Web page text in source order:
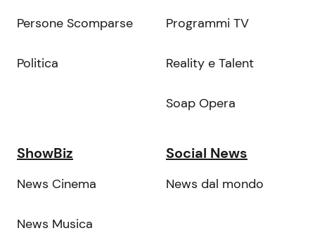
Persone Scomparse
Politica
Programmi TV
Reality e Talent
Soap Opera
ShowBiz
News Cinema
News Musica
Social News
News dal mondo